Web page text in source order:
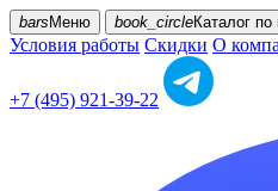
bars Меню book_circleКаталог по
Условия работы Скидки О
+7 (495) 921-39-22